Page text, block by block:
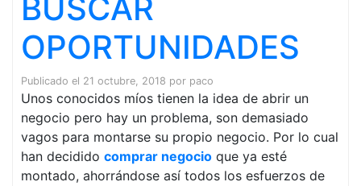
BUSCAR
OPORTUNIDADES
Publicado el 21 octubre, 2018 por paco
Unos conocidos míos tienen la idea de abrir un
negocio pero hay un problema, son demasiado
vagos para montarse su propio negocio. Por lo cual
han decidido comprar negocio que ya esté
montado, ahorrándose así todos los esfuerzos de